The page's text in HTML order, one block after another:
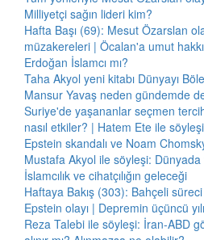
Milliyetçi sağın lideri kim?
Hafta Başı (69): Mesut Özarslan
müzakereleri | Öcalan'a umut hakkı
Erdoğan İslamcı mı?
Taha Akyol yeni kitabı Dünyayı
Mansur Yavaş neden gündemde
Suriye'de yaşananlar seçmen
nasıl etkiler? | Hatem Ete ile söyleşi
Epstein skandalı ve Noam
Mustafa Akyol ile söyleşi:
İslamcılık ve cihatçılığın geleceği
Haftaya Bakış (303): Bahçeli
Epstein olayı | Depremin üçüncü yılı
Reza Talebi ile söyleşi: İran-ABD